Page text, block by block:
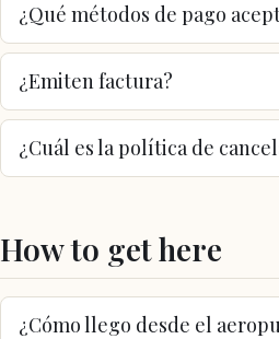
¿Qué métodos de pago
¿Emiten factura?
¿Cuál es la política de
How to get here
¿Cómo llego desde el